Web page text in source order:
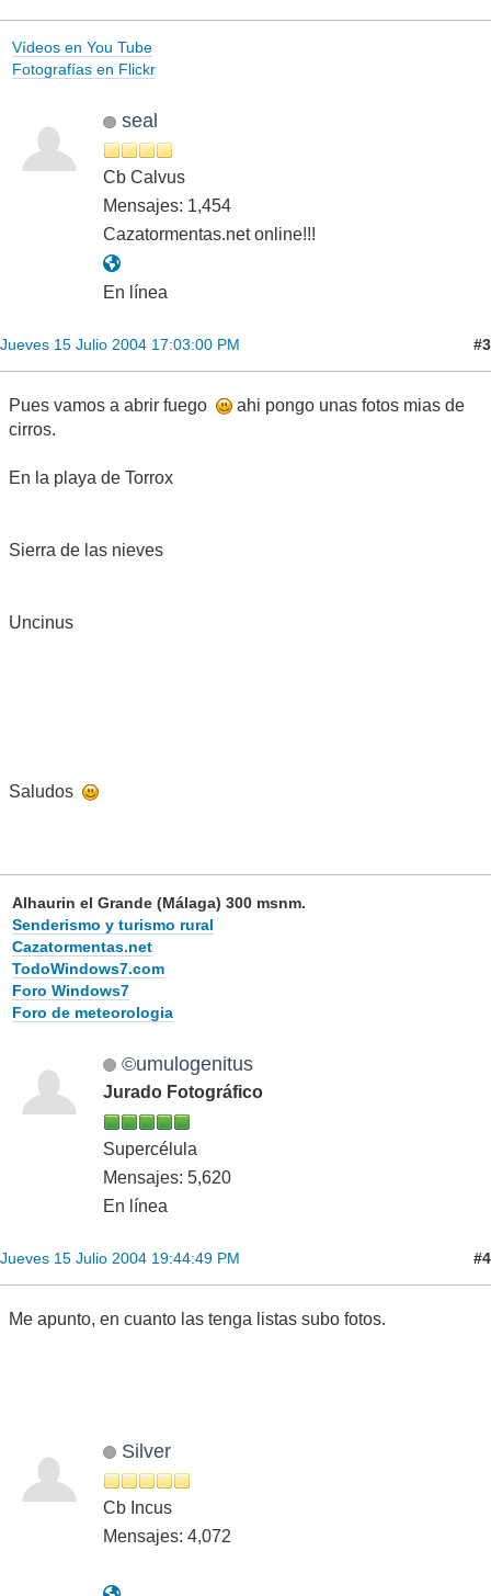
Vídeos en You Tube
Fotografías en Flickr
seal
Cb Calvus
Mensajes: 1,454
Cazatormentas.net online!!!
En línea
Jueves 15 Julio 2004 17:03:00 PM #3
Pues vamos a abrir fuego
ahi pongo unas fotos mias de
cirros.
En la playa de Torrox
Sierra de las nieves
Uncinus
Saludos
Alhaurin el Grande (Málaga) 300 msnm.
Senderismo y turismo rural
Cazatormentas.net
TodoWindows7.com
Foro Windows7
Foro de meteorologia
©umulogenitus
Jurado Fotográfico
Supercélula
Mensajes: 5,620
En línea
Jueves 15 Julio 2004 19:44:49 PM #4
Me apunto, en cuanto las tenga listas subo fotos.
Silver
Cb Incus
Mensajes: 4,072